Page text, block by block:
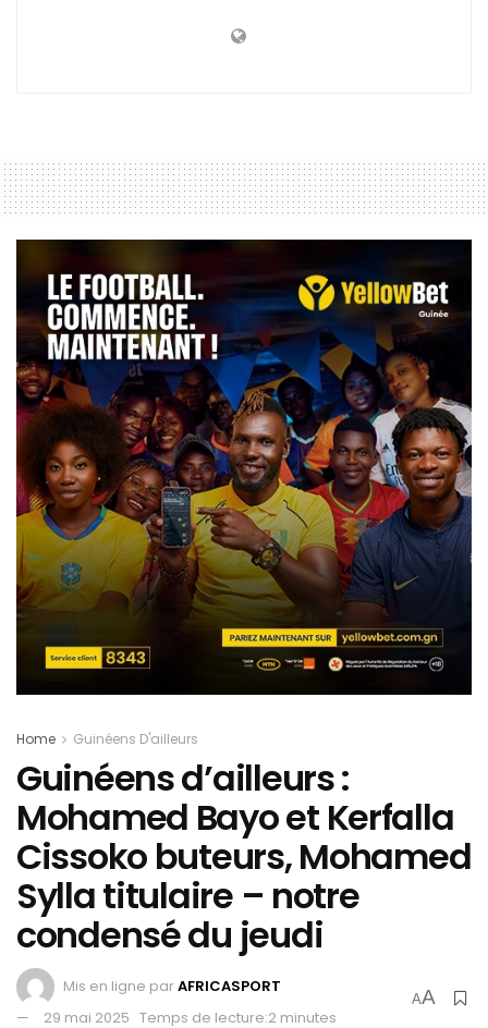
Home Guinéens D'ailleurs
Guinéens d’ailleurs :
Mohamed Bayo et Kerfalla
Cissoko buteurs, Mohamed
Sylla titulaire – notre
condensé du jeudi
Mis en ligne parAFRICASPORT
29 mai 2025 Temps de lecture:2 minutes
AA